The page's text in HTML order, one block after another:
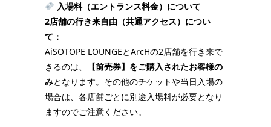
入場料（エントランス料金）について
2店舗の行き来自由（共通アクセス）につい
て：
AiSOTOPE LOUNGEとArcHの2店舗を行き来で
きるのは、
【前売券】をご購入されたお客様の
みとなります。その他のチケットや当日入場の
場合は、各店舗ごとに別途入場料が必要となり
ますのでご注意ください。